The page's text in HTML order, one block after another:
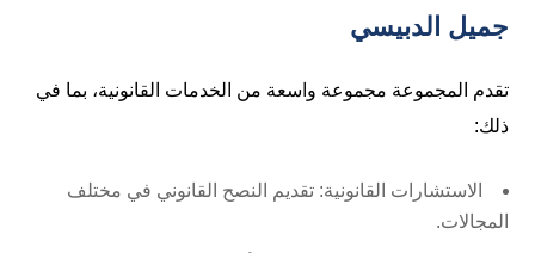
جميل الدبيسي
تقدم المجموعة مجموعة واسعة من الخدمات القانونية، بما في
ذلك:
الاستشارات القانونية: تقديم النصح القانوني في مختلف
المجالات.